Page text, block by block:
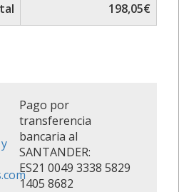
198,05€
Pago por
transferencia
bancaria al
SANTANDER:
ES21 0049 3338 5829
1405 8682